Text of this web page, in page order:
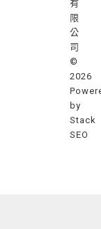
有
限
公
司
©
2026
by
Stack
SEO